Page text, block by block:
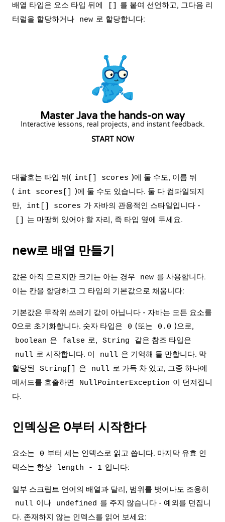
배열 타입은 요소 타입 뒤에
를 붙여 선언하고, 그다음 리
터럴을 할당하거나
new 로 할당합니다:
Master Java the hands-on way
Interactive lessons, real projects, and instant feedback.
START NOW
대괄호는 타입 뒤( int[] scores )에 둘 수도, 이름 뒤
( int scores[]
)에 둘 수도 있습니다. 둘 다 컴파일되지
만,
int[] scores 가 자바의 관용적인 스타일입니다 -
는 마땅히 있어야 할 자리, 즉 타입 옆에 두세요.
new로 배열 만들기
값은 아직 모르지만 크기는 아는 경우 new 를 사용합니다.
이는 칸을 할당하고 그 타입의 기본값으로 채웁니다:
기본값은 무작위 쓰레기 값이 아닙니다 - 자바는 모든 요소를
0으로 초기화합니다. 숫자 타입은
0 (또는 0.0 )으로,
boolean 은 false 로, String 같은 참조 타입은
null 로 시작합니다. 이 null 은 기억해 둘 만합니다. 막
할당된
String[] 은 null 로 가득 차 있고, 그중 하나에
메서드를 호출하면
NullPointerException 이 던져집니
다.
인덱싱은 0부터 시작한다
요소는 0 부터 세는 인덱스로 읽고 씁니다. 마지막 유효 인
덱스는 항상
length - 1 입니다:
일부 스크립트 언어의 배열과 달리, 범위를 벗어나도 조용히
null 이나 undefined 를 주지 않습니다 - 예외를 던집니
다. 존재하지 않는 인덱스를 읽어 보세요: